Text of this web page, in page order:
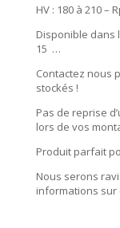
HV : 180 à 210 –
Disponible dans
15 …
Contactez nous
stockés !
Pas de reprise
lors de vos
Produit parfait
Nous serons
informations sur